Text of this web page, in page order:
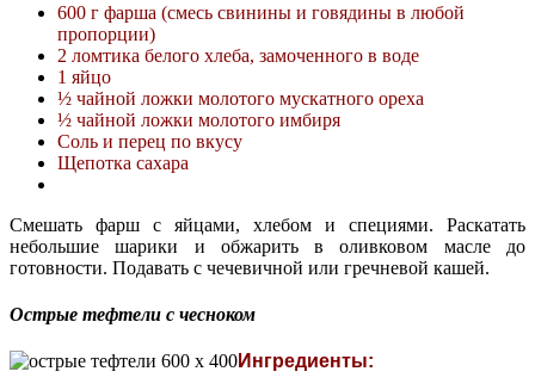
600 г фарша (смесь свинины и говядины в любой
пропорции)
2 ломтика белого хлеба, замоченного в воде
1 яйцо
½ чайной ложки молотого мускатного ореха
½ чайной ложки молотого имбиря
Соль и перец по вкусу
Щепотка сахара
Смешать фарш с яйцами, хлебом и специями. Раскатать
небольшие шарики и обжарить в оливковом масле до
готовности. Подавать с чечевичной или гречневой кашей.
Острые тефтели с чесноком
Ингредиенты: